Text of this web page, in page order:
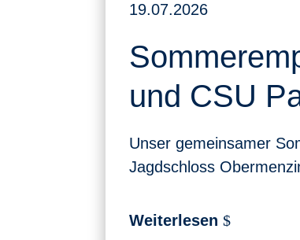
19.07.2026
und CSU
Unser gemeinsamer
Jagdschloss
Weiterlesen